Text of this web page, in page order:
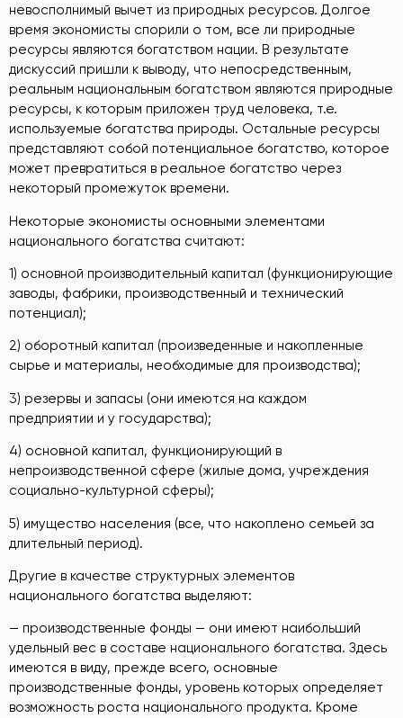
невосполнимый вычет из природных ресурсов. Долгое
время экономисты спорили о том, все ли природные
ресурсы являются богатством нации. В результате
дискуссий пришли к выводу, что непосредственным,
реальным национальным богатством являются природные
ресурсы, к которым приложен труд человека, т.е.
используемые богатства природы. Остальные ресурсы
представляют собой потенциальное богатство, которое
может превратиться в реальное богатство через
некоторый промежуток времени.
Некоторые экономисты основными элементами
национального богатства считают:
1) основной производительный капитал (функционирующие
заводы, фабрики, производственный и технический
потенциал);
2) оборотный капитал (произведенные и накопленные
сырье и материалы, необходимые для производства);
3) резервы и запасы (они имеются на каждом
предприятии и у государства);
4) основной капитал, функционирующий в
непроизводственной сфере (жилые дома, учреждения
социально-культурной сферы);
5) имущество населения (все, что накоплено семьей за
длительный период).
Другие в качестве структурных элементов
национального богатства выделяют:
— производственные фонды — они имеют наибольший
удельный вес в составе национального богатства. Здесь
имеются в виду, прежде всего, основные
производственные фонды, уровень которых определяет
возможность роста национального продукта. Кроме